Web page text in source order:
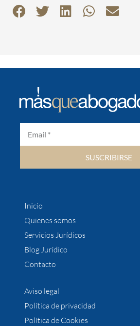
SUSCRIBIRSE
Inicio
Quienes somos
Servicios Jurídicos
Blog Jurídico
Contacto
Aviso legal
Política de privacidad
Política de Cookies